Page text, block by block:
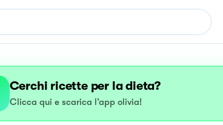
Cerchi ricette per la dieta?
Clicca qui e scarica l’app olivia!